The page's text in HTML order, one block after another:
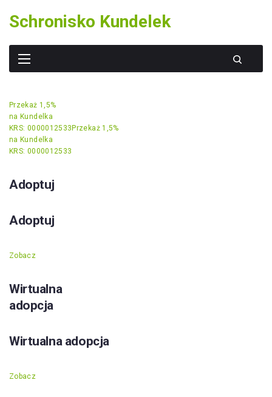
content
Schronisko Kundelek
Przekaż 1,5%
na Kundelka
KRS: 0000012533 Przekaż 1,5%
na Kundelka
KRS: 0000012533
Adoptuj
Adoptuj
Zobacz
Wirtualna
adopcja
Wirtualna adopcja
Zobacz